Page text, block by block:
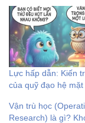
Lực hấp dẫn: Kiến
của quỹ đạo hệ
Vận trù học
Research) là gì?